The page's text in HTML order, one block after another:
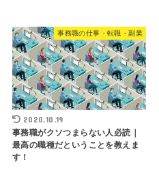
事務職の仕事・転職・副業
2020.10.19
事務職がクソつまらない人必読｜
最高の職種だということを教えま
す！